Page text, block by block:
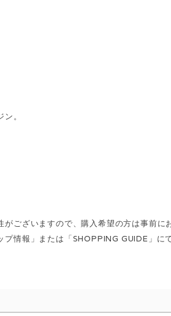
。
ございますので、購入希望の方は事前に
情報」または「SHOPPING GUIDE」に